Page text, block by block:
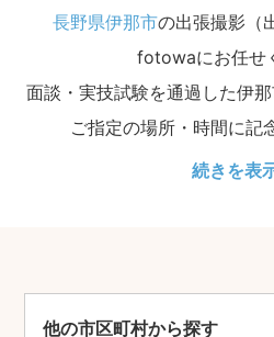
長野県伊那市の出張撮影（
fotowaにお任せ
面談・実技試験を通過した伊那
ご指定の場所・時間に記
続きを表
他の市区町村から探す